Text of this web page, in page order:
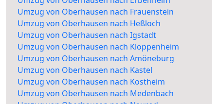
Umzug von Oberhausen nach Frauenstein
Umzug von Oberhausen nach Heßloch
Umzug von Oberhausen nach Igstadt
Umzug von Oberhausen nach Kloppenheim
Umzug von Oberhausen nach Amöneburg
Umzug von Oberhausen nach Kastel
Umzug von Oberhausen nach Kostheim
Umzug von Oberhausen nach Medenbach